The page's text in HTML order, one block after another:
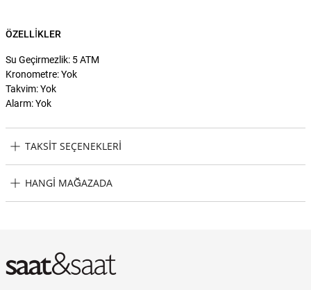
ÖZELLIKLER
Su Geçirmezlik: 5 ATM
Kronometre: Yok
Takvim: Yok
Alarm: Yok
TAKSIT SEÇENEKLERI
HANGI MAĞAZADA